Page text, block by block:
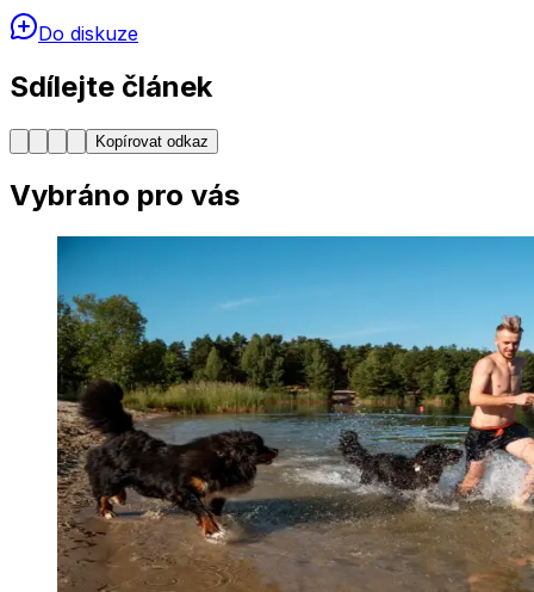
Do diskuze
Sdílejte článek
Kopírovat odkaz
Vybráno pro vás